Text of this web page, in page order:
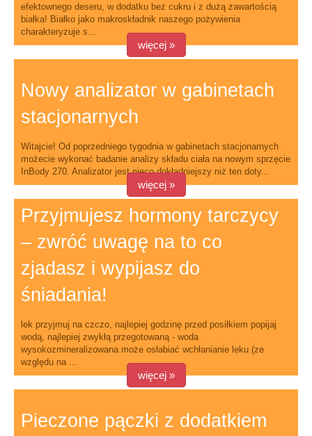
efektownego deseru, w dodatku bez cukru i z dużą zawartością
białka! Białko jako makroskładnik naszego pożywienia
charakteryzuje s...
więcej »
Nowy analizator w gabinetach
stacjonarnych
Witajcie! Od poprzedniego tygodnia w gabinetach stacjonarnych
możecie wykonać badanie analizy składu ciała na nowym sprzęcie
InBody 270. Analizator jest nieco dokładniejszy niż ten doty...
więcej »
Przyjmujesz hormony tarczycy
– zwróć uwagę na to co
zjadasz i wypijasz do
śniadania!
lek przyjmuj na czczo, najlepiej godzinę przed posiłkiem popijaj
wodą, najlepiej zwykłą przegotowaną - woda
wysokozmineralizowana może osłabiać wchłanianie leku (ze
względu na ...
więcej »
Pieczone pączki z dodatkiem